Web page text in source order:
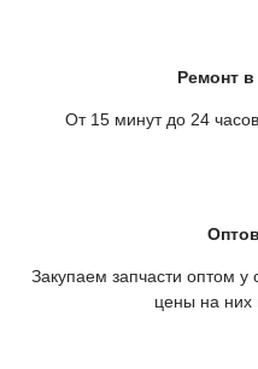
Ремонт в
От 15 минут до 24
Закупаем запчасти оптом
цены на них